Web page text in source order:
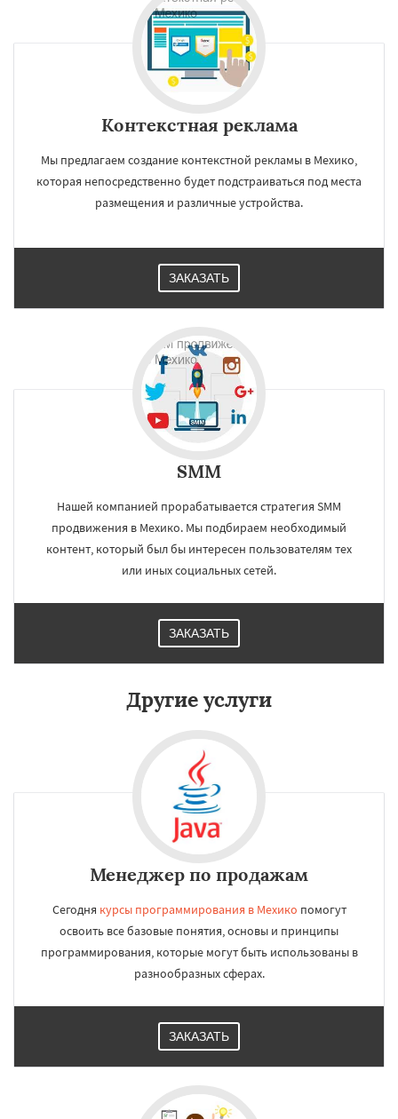
Нью-Йорк Бангалор
Богота
Каир
Ханчжоу
Рияд Рио де Жанейро Сиань Сучжоу
Сурат Бангкок Сантьяго
Сингапур
Шаньтоу Харбин Дар-эс-Салам Янгон
Абиджан
Александрия
Анкара Гиза Чжэнчжоу
Контекстная реклама
Мы предлагаем создание контекстной рекламы в Мехико,
которая непосредственно будет подстраиваться под места
размещения и различные устройства.
ЗАКАЗАТЬ
SMM
Нашей компанией прорабатывается стратегия SMM
продвижения в Мехико. Мы подбираем необходимый
контент, который был бы интересен пользователям тех
или иных социальных сетей.
ЗАКАЗАТЬ
Другие услуги
Менеджер по продажам
Сегодня курсы программирования в Мехико помогут
освоить все базовые понятия, основы и принципы
программирования, которые могут быть использованы в
разнообразных сферах.
ЗАКАЗАТЬ
Даю согласие на обработку персональных данных